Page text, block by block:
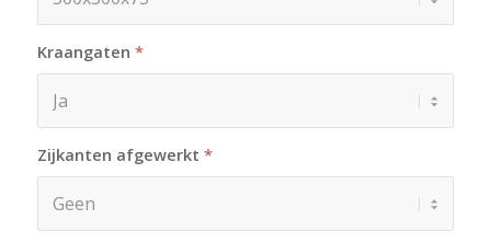
Kraangaten *
Zijkanten afgewerkt *